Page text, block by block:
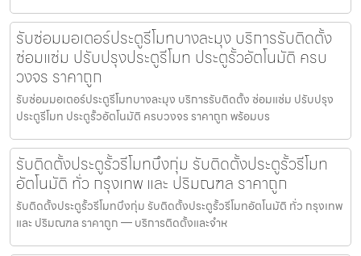
รับซ่อมมอเตอร์ประตูรีโมทบางละมุง บริการรับติดตั้ง
ซ่อมแซ่ม ปรับปรุงประตูรีโมท ประตูรั้วอัตโนมัติ ครบ
วงจร ราคาถูก
รับซ่อมมอเตอร์ประตูรีโมทบางละมุง บริการรับติดตั้ง ซ่อมแซ่ม ปรับปรุง
ประตูรีโมท ประตูรั้วอัตโนมัติ ครบวงจร ราคาถูก พร้อมบร
รับติดตั้งประตูรั้วรีโมทบึงกุ่ม รับติดตั้งประตูรั้วรีโมท
อัตโนมัติ ทั่ว กรุงเทพ และ ปริมณฑล ราคาถูก
รับติดตั้งประตูรั้วรีโมทบึงกุ่ม รับติดตั้งประตูรั้วรีโมทอัตโนมัติ ทั่ว กรุงเทพ
และ ปริมณฑล ราคาถูก — บริการติดตั้งและจำห